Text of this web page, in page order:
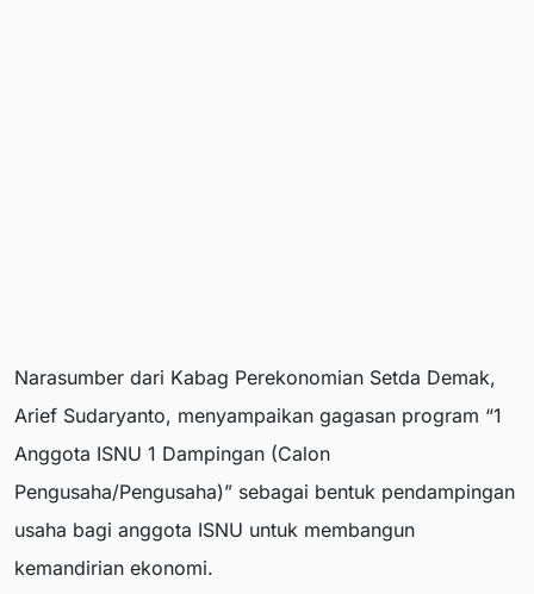
Narasumber dari Kabag Perekonomian Setda Demak,
Arief Sudaryanto, menyampaikan gagasan program “1
Anggota ISNU 1 Dampingan (Calon
Pengusaha/Pengusaha)” sebagai bentuk pendampingan
usaha bagi anggota ISNU untuk membangun
kemandirian ekonomi.